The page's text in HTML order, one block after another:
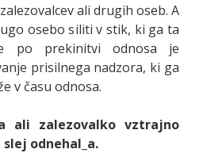
ali drugih oseb. A
osebo siliti v stik, ki ga ta
po prekinitvi odnosa je
prisilnega nadzora, ki ga
v času odnosa.
ali zalezovalko vztrajno
odnehal_a.